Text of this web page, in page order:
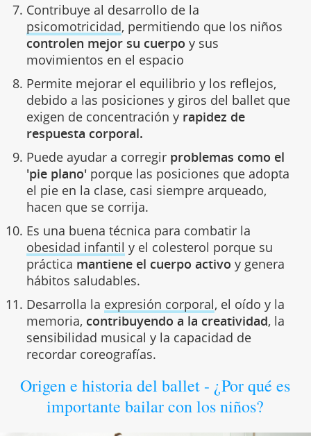
Contribuye al desarrollo de la
psicomotricidad, permitiendo que los niños
controlen mejor su cuerpo y sus
movimientos en el espacio
Permite mejorar el equilibrio y los reflejos,
debido a las posiciones y giros del ballet que
exigen de concentración y rapidez de
respuesta corporal.
Puede ayudar a corregir problemas como el
'pie plano'porque las posiciones que adopta
el pie en la clase, casi siempre arqueado,
hacen que se corrija.
Es una buena técnica para combatir la
obesidad infantil y el colesterol porque su
práctica mantiene el cuerpo activo y genera
hábitos saludables.
Desarrolla la expresión corporal, el oído y la
memoria, contribuyendo a la creatividad, la
sensibilidad musical y la capacidad de
recordar coreografías.
Origen e historia del ballet - ¿Por qué es
importante bailar con los niños?